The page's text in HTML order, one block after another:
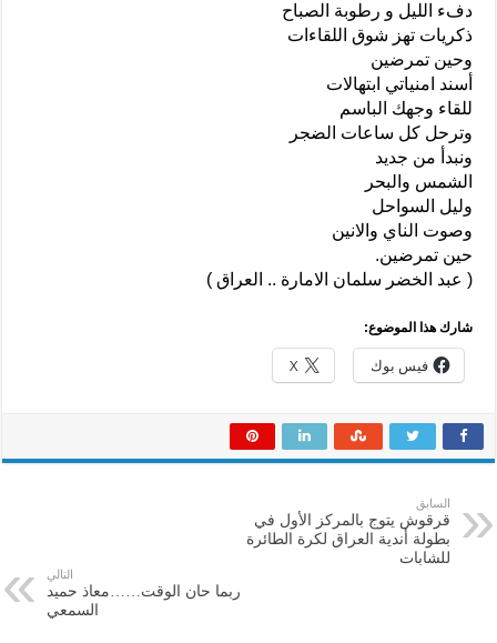
دفء الليل و رطوبة الصباح
ذكريات تهز شوق اللقاءات
وحين تمرضين
أسند امنياتي ابتهالات
للقاء وجهك الباسم
وترحل كل ساعات الضجر
ونبدأ من جديد
الشمس والبحر
وليل السواحل
وصوت الناي والانين
حين تمرضين.
( عبد الخضر سلمان الامارة .. العراق )
شارك هذا الموضوع:
فيس بوك X
السابق
قرقوش يتوج بالمركز الأول في
بطولة أندية العراق لكرة الطائرة
للشابات
التالي
ربما حان الوقت……معاذ حميد
السمعي